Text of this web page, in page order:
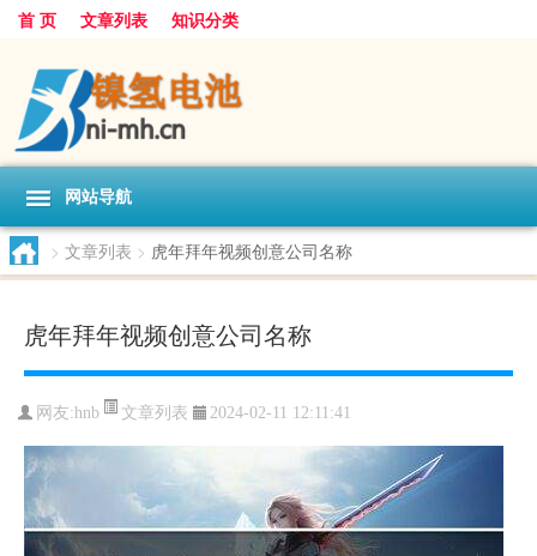
首 页 文章列表 知识分类
网站导航
> 文章列表 > 虎年拜年视频创意公司名称
虎年拜年视频创意公司名称
网友:hnb 文章列表 2024-02-11 12:11:41